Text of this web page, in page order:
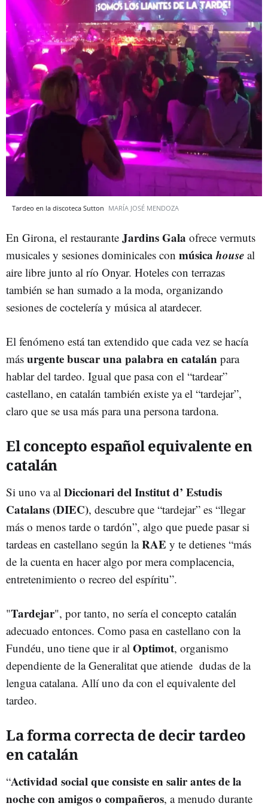
Tardeo en la discoteca Sutton MARÍA JOSÉ MENDOZA
En Girona, el restaurante Jardins Gala ofrece vermuts
musicales y sesiones dominicales con músicahouse al
aire libre junto al río Onyar. Hoteles con terrazas
también se han sumado a la moda, organizando
sesiones de coctelería y música al atardecer.
El fenómeno está tan extendido que cada vez se hacía
más urgente buscar una palabra en catalán para
hablar del tardeo. Igual que pasa con el “tardear”
castellano, en catalán también existe ya el “tardejar”,
claro que se usa más para una persona tardona.
El concepto español equivalente en
catalán
Si uno va al Diccionari del Institut d’ Estudis
Catalans (DIEC), descubre que “tardejar” es “llegar
más o menos tarde o tardón”, algo que puede pasar si
tardeas en castellano según laRAE y te detienes “más
de la cuenta en hacer algo por mera complacencia,
entretenimiento o recreo del espíritu”.
"Tardejar", por tanto, no sería el concepto catalán
adecuado entonces. Como pasa en castellano con la
Fundéu, uno tiene que ir al Optimot, organismo
dependiente de la Generalitat que atiende dudas de la
lengua catalana. Allí uno da con el equivalente del
tardeo.
La forma correcta de decir tardeo
en catalán
“Actividad social que consiste en salir antes de la
noche con amigos o compañeros, a menudo durante